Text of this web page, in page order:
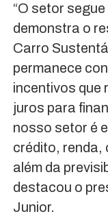
“O setor
demonstra o
Carro
permanece
incentivos que
juros para
nosso setor é
crédito, renda,
além da
destacou o
Junior.